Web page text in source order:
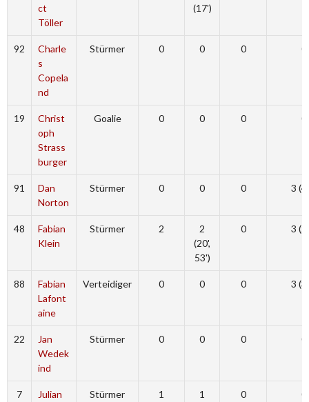
ct
Töller
(17')
92
Charle
s
Copela
nd
Stürmer 0 0 0 0
19
Christ
oph
Strass
burger
Goalie 0 0 0 0
91
Dan
Norton
Stürmer 0 0 0 3
48
Fabian
Klein
Stürmer 2
2
(20',
53')
0 3
88
Fabian
Lafont
aine
Verteidiger 0 0 0 3
22
Jan
Wedek
ind
Stürmer 0 0 0 0
7
Julian
Stürmer 1
1
0 0